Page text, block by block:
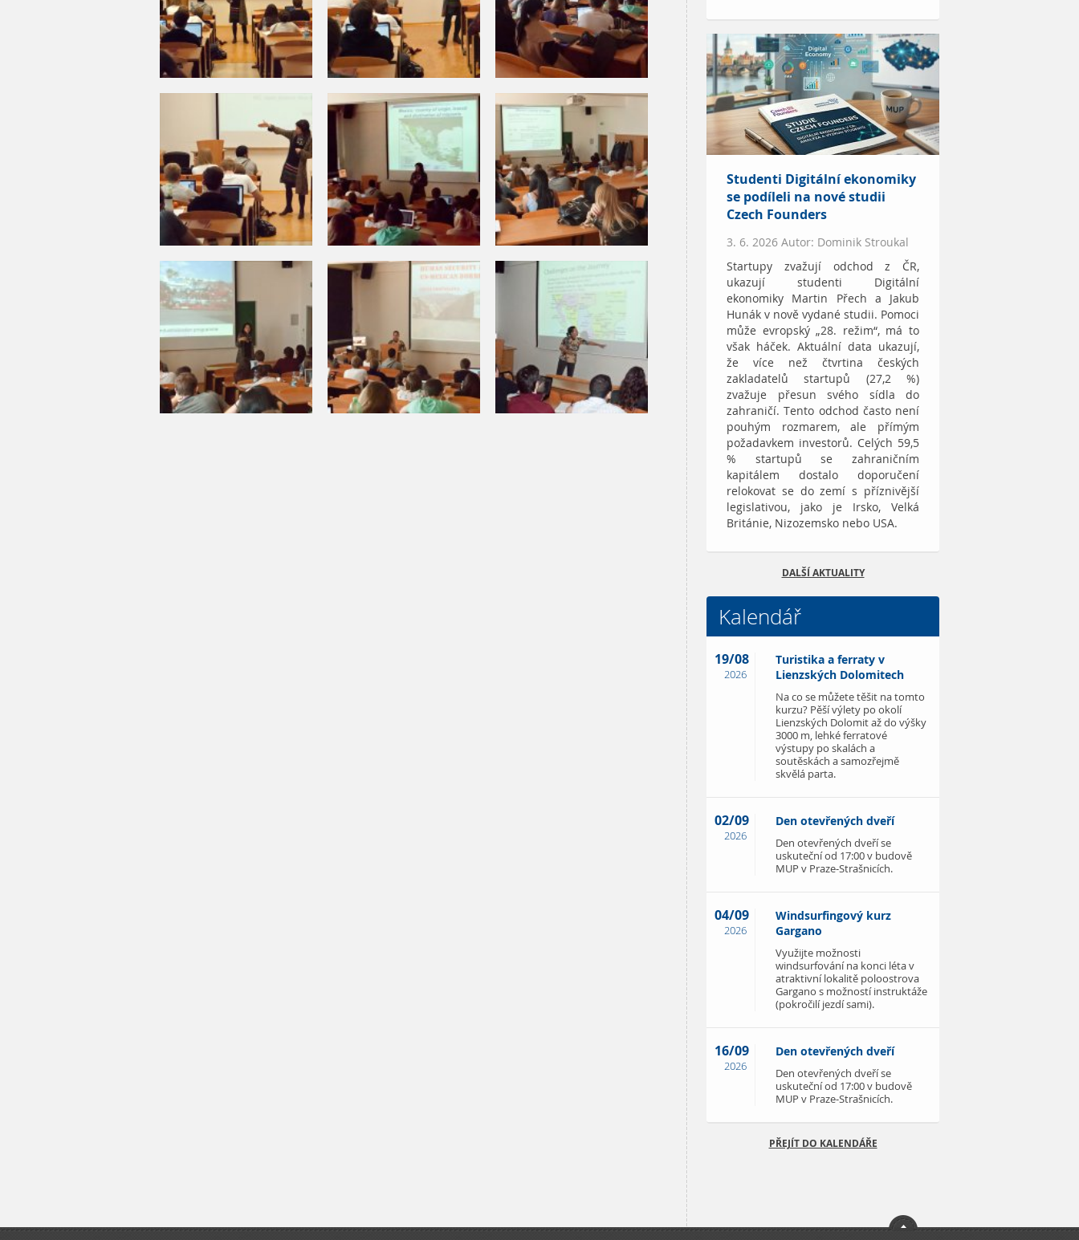
Studenti Digitální ekonomiky
se podíleli na nové studii
Czech Founders
3. 6. 2026 Autor: Dominik Stroukal
Startupy zvažují odchod z ČR,
ukazují studenti Digitální
ekonomiky Martin Přech a Jakub
Hunák v nově vydané studii. Pomoci
může evropský „28. režim“, má to
však háček. Aktuální data ukazují,
že více než čtvrtina českých
zakladatelů startupů (27,2 %)
zvažuje přesun svého sídla do
zahraničí. Tento odchod často není
pouhým rozmarem, ale přímým
požadavkem investorů. Celých 59,5
% startupů se zahraničním
kapitálem dostalo doporučení
relokovat se do zemí s příznivější
legislativou, jako je Irsko, Velká
Británie, Nizozemsko nebo USA.
DALŠÍ AKTUALITY
Kalendář
19/08
2026
Turistika a ferraty v
Lienzských Dolomitech
Na co se můžete těšit na tomto
kurzu? Pěší výlety po okolí
Lienzských Dolomit až do výšky
3000 m, lehké ferratové
výstupy po skalách a
soutěskách a samozřejmě
skvělá parta.
02/09
2026
Den otevřených dveří
Den otevřených dveří se
uskuteční od 17:00 v budově
MUP v Praze-Strašnicích.
04/09
2026
Windsurfingový kurz
Gargano
Využijte možnosti
windsurfování na konci léta v
atraktivní lokalitě poloostrova
Gargano s možností instruktáže
(pokročilí jezdí sami).
16/09
2026
Den otevřených dveří
Den otevřených dveří se
uskuteční od 17:00 v budově
MUP v Praze-Strašnicích.
PŘEJÍT DO KALENDÁŘE